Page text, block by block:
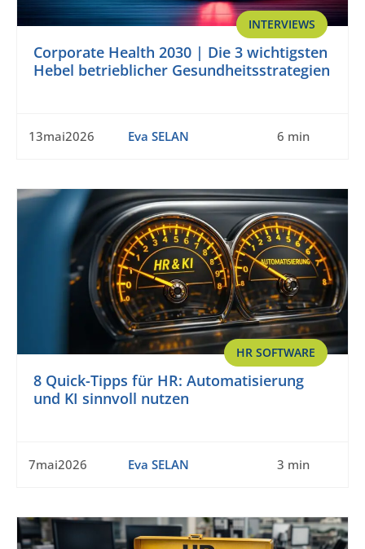
INTERVIEWS
Corporate Health 2030 | Die 3 wichtigsten
Hebel betrieblicher Gesundheitsstrategien
13mai2026 Eva SELAN 6 min
HR SOFTWARE
8 Quick-Tipps für HR: Automatisierung
und KI sinnvoll nutzen
7mai2026 Eva SELAN 3 min